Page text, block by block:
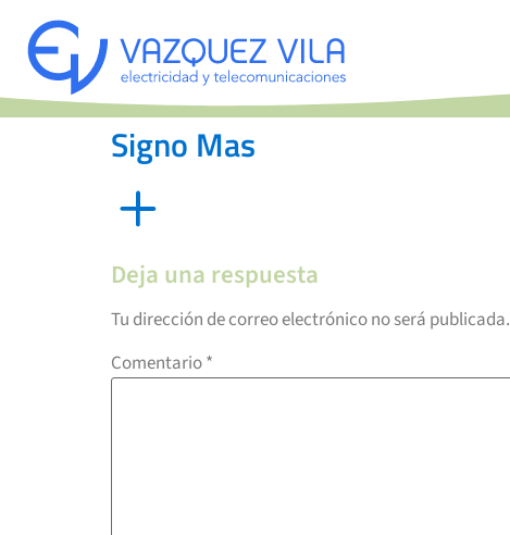
Signo Mas
Deja una respuesta
Tu dirección de correo electrónico no será publicada.
Comentario*